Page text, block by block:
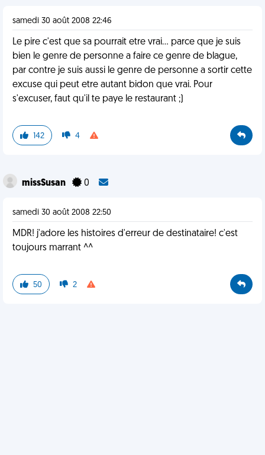
samedi 30 août 2008 22:46
Le pire c'est que sa pourrait etre vrai... parce que je suis
bien le genre de personne a faire ce genre de blague,
par contre je suis aussi le genre de personne a sortir cette
excuse qui peut etre autant bidon que vrai. Pour
s'excuser, faut qu'il te paye le restaurant ;)
142 4
missSusan 0
samedi 30 août 2008 22:50
MDR! j'adore les histoires d'erreur de destinataire! c'est
toujours marrant ^^
50 2